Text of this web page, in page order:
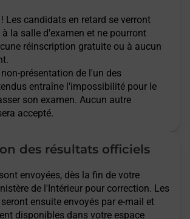
Les candidats en retard se verront
la salle d'examen et ne pourront
réinscription gratuite ou à aucun
présentation de l'un des
entraîne l'impossibilité pour le
son examen. Aucun autre
accepté.
des résultats officiels
envoyées, dès la fin de votre
de l'Intérieur pour correction. Les
ensuite envoyés par e-mail et
disponibles dans votre espace